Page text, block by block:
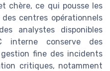
chère, ce qui pousse les
des centres opérationnels
analystes disponibles
interne conserve des
fine des incidents
critiques, notamment